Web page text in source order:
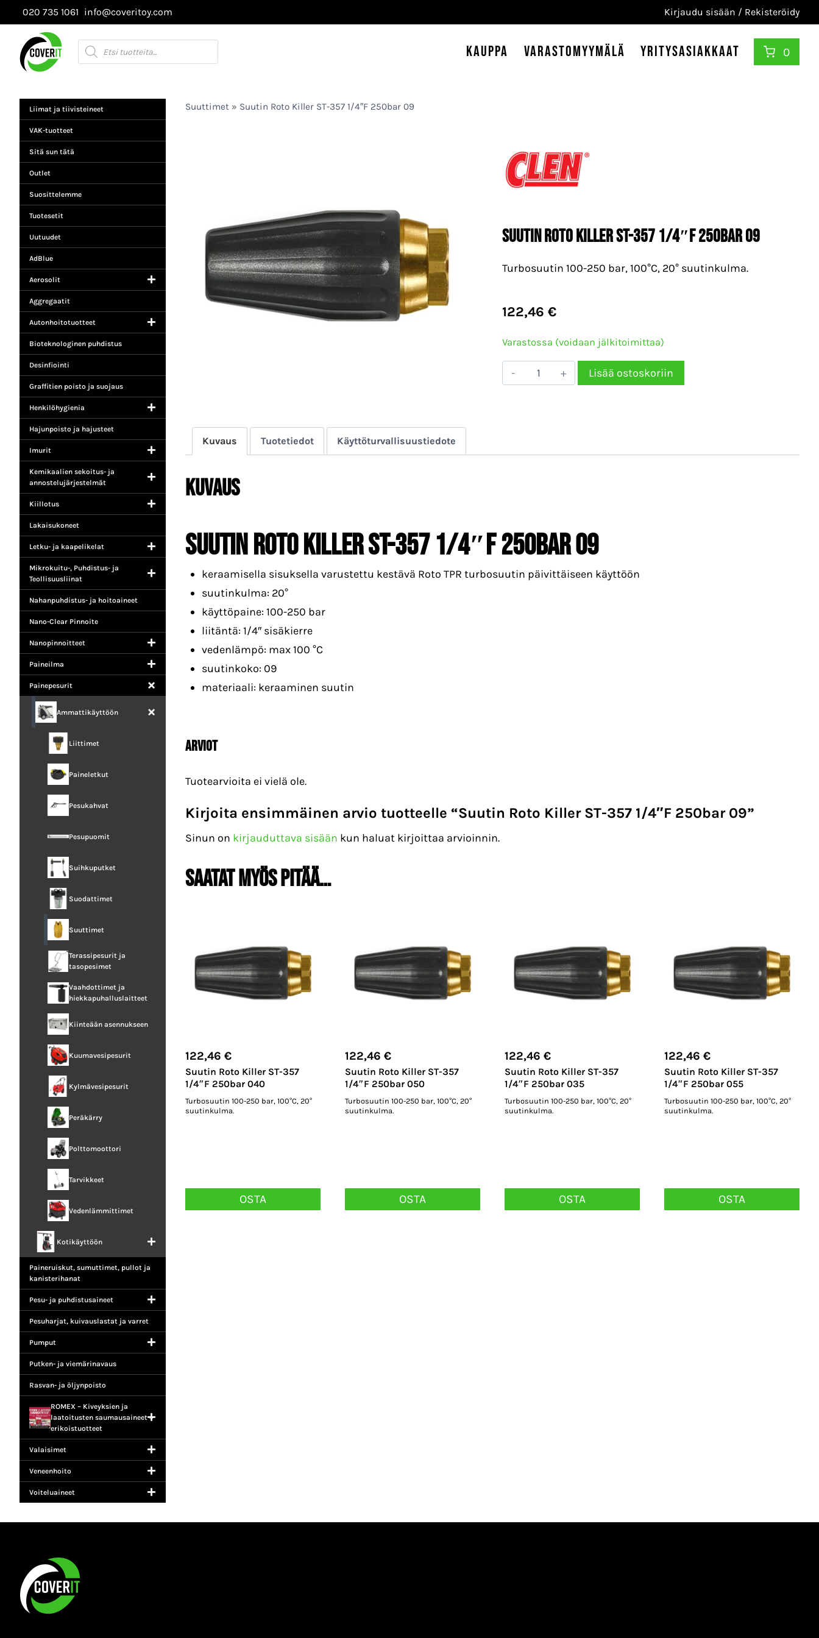
Siirry
sisältöön
020 735 1061 info@coveritoy.com Kirjaudu sisään / Rekisteröidy
Products
search
Kauppa Varastomyymälä Yritysasiakkaat 0
Liimat ja tiivisteineet
VAK-tuotteet
Sitä sun tätä
Outlet
Suosittelemme
Tuotesetit
Uutuudet
AdBlue
Aerosolit
Aggregaatit
Autonhoitotuotteet
Bioteknologinen puhdistus
Desinfiointi
Graffitien poisto ja suojaus
Henkilöhygienia
Hajunpoisto ja hajusteet
Imurit
Kemikaalien sekoitus- ja
annostelujärjestelmät
Kiillotus
Lakaisukoneet
Letku- ja kaapelikelat
Mikrokuitu-, Puhdistus- ja
Teollisuusliinat
Nahanpuhdistus- ja hoitoaineet
Nano-Clear Pinnoite
Nanopinnoitteet
Paineilma
Painepesurit
Ammattikäyttöön
Liittimet
Paineletkut
Pesukahvat
Pesupuomit
Suihkuputket
Suodattimet
Suuttimet
Terassipesurit ja
tasopesimet
Vaahdottimet ja
hiekkapuhalluslaitteet
Kiinteään asennukseen
Kuumavesipesurit
Kylmävesipesurit
Peräkärry
Polttomoottori
Tarvikkeet
Vedenlämmittimet
Kotikäyttöön
Paineruiskut, sumuttimet, pullot ja
kanisterihanat
Pesu- ja puhdistusaineet
Pesuharjat, kuivauslastat ja varret
Pumput
Putken- ja viemärinavaus
Rasvan- ja öljynpoisto
ROMEX – Kiveyksien ja
laatoitusten saumausaineet +
erikoistuotteet
Valaisimet
Veneenhoito
Voiteluaineet
Suuttimet » Suutin Roto Killer ST-357 1/4″F 250bar 09
Suutin Roto Killer ST-357 1/4″F 250bar 09
Turbosuutin 100-250 bar, 100°C, 20° suutinkulma.
122,46 €
Varastossa (voidaan jälkitoimittaa)
Suutin
Roto
Lisää ostoskoriin
Kuvaus Tuotetiedot Käyttöturvallisuustiedote
Kuvaus
Suutin Roto Killer ST-357 1/4″F 250bar 09
keraamisella sisuksella varustettu kestävä Roto TPR turbosuutin päivittäiseen käyttöön
suutinkulma: 20°
käyttöpaine: 100-250 bar
liitäntä: 1/4″ sisäkierre
vedenlämpö: max 100 °C
suutinkoko: 09
materiaali: keraaminen suutin
Arviot
Tuotearvioita ei vielä ole.
Kirjoita ensimmäinen arvio tuotteelle “Suutin Roto Killer ST-357 1/4″F 250bar 09”
Sinun on kirjauduttava sisään kun haluat kirjoittaa arvioinnin.
Saatat myös pitää…
122,46 €
Suutin Roto Killer ST-357
1/4″F 250bar 040
Turbosuutin 100-250 bar, 100°C, 20°
suutinkulma.
OSTA
122,46 €
Suutin Roto Killer ST-357
1/4″F 250bar 050
Turbosuutin 100-250 bar, 100°C, 20°
suutinkulma.
OSTA
122,46 €
Suutin Roto Killer ST-357
1/4″F 250bar 035
Turbosuutin 100-250 bar, 100°C, 20°
suutinkulma.
OSTA
122,46 €
Suutin Roto Killer ST-357
1/4″F 250bar 055
Turbosuutin 100-250 bar, 100°C, 20°
suutinkulma.
OSTA